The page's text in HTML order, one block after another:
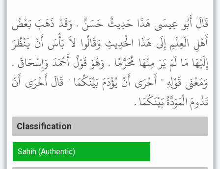
قَالَ أَبُو عِيسَى هَذَا حَدِيثٌ حَسَنٌ . وَقَدْ ذَهَبَ بَعْضُ
أَهْلِ الْعِلْمِ إِلَى هَذَا الْحَدِيثِ وَقَالُوا لاَ بَأْسَ أَنْ يَنْظُرَ
إِلَيْهَا مَا لَمْ يَرَ مِنْهَا مُحَرَّمًا . وَهُوَ قَوْلُ أَحْمَدَ وَإِسْحَاقَ .
وَمَعْنَى قَوْلِهِ " أَحْرَى أَنْ يُؤْدَمَ بَيْنَكُمَا " قَالَ أَحْرَى أَنْ
تَدُومَ الْمَوَدَّةُ بَيْنَكُمَا .
Classification
Sahih (Authentic)